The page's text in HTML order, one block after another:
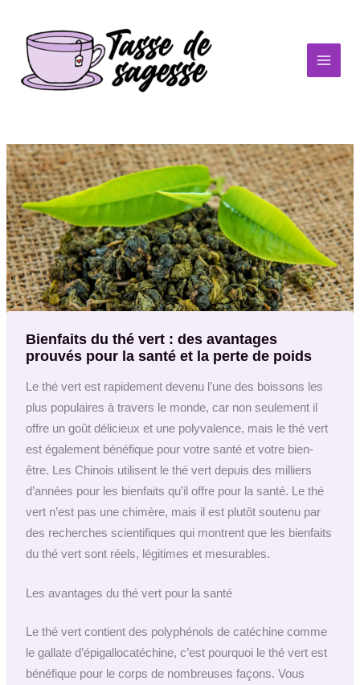
contenu
Bienfaits du thé vert : des avantages
prouvés pour la santé et la perte de poids
Le thé vert est rapidement devenu l’une des boissons les
plus populaires à travers le monde, car non seulement il
offre un goût délicieux et une polyvalence, mais le thé vert
est également bénéfique pour votre santé et votre bien-
être. Les Chinois utilisent le thé vert depuis des milliers
d’années pour les bienfaits qu’il offre pour la santé. Le thé
vert n’est pas une chimère, mais il est plutôt soutenu par
des recherches scientifiques qui montrent que les bienfaits
du thé vert sont réels, légitimes et mesurables.
Les avantages du thé vert pour la santé
Le thé vert contient des polyphénols de catéchine comme
le gallate d’épigallocatéchine, c’est pourquoi le thé vert est
bénéfique pour le corps de nombreuses façons. Vous